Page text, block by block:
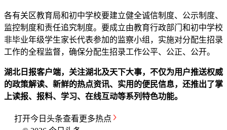
各有关区教育局和初中学校要建立健全诚信制度、公示制度、
监控制度和责任追究制度。要成立由教育行政部门和初中学校
非毕业年级学生家长代表参加的监察小组，实施对分配生招录
工作的全程监督，确保分配生招录工作公平、公正、公开。
湖北日报客户端，关注湖北及天下大事，不仅为用户推送权威
的政策解读、新鲜的热点资讯、实用的便民信息，还推出了掌
上读报、报料、学习、在线互动等系列特色功能。
打开今日头条查看更多热点